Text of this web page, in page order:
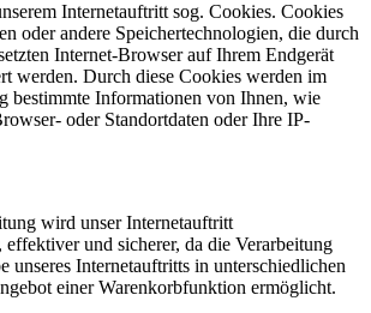
Internetauftritt sog. Cookies. Cookies
oder andere Speichertechnologien, die durch
Internet-Browser auf Ihrem Endgerät
werden. Durch diese Cookies werden im
bestimmte Informationen von Ihnen, wie
oder Standortdaten oder Ihre IP-
wird unser Internetauftritt
effektiver und sicherer, da die Verarbeitung
unseres Internetauftritts in unterschiedlichen
einer Warenkorbfunktion ermöglicht.